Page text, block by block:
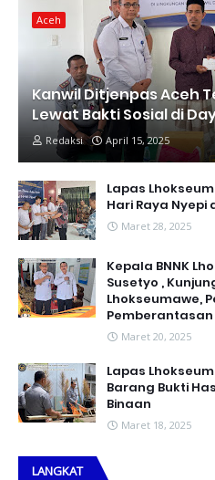
Aceh
Kanwil Ditjenpas Aceh
Lewat Bakti Sosial di
Redaksi April 15, 2025
Lapas
Hari Raya Nyepi
Maret 28, 2025
Kepala BNNK
Susetyo ,
Lhokseumawe,
Maret 20, 2025
Lapas
Barang Bukti
Binaan
Maret 18, 2025
LANGKAT